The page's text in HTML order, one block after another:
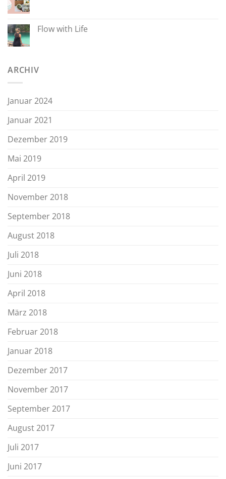
Flow with Life
ARCHIV
Januar 2024
Januar 2021
Dezember 2019
Mai 2019
April 2019
November 2018
September 2018
August 2018
Juli 2018
Juni 2018
April 2018
März 2018
Februar 2018
Januar 2018
Dezember 2017
November 2017
September 2017
August 2017
Juli 2017
Juni 2017